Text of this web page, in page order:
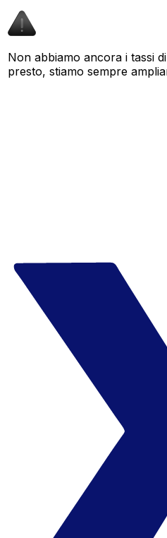
Non abbiamo ancora i tassi
presto, stiamo sempre